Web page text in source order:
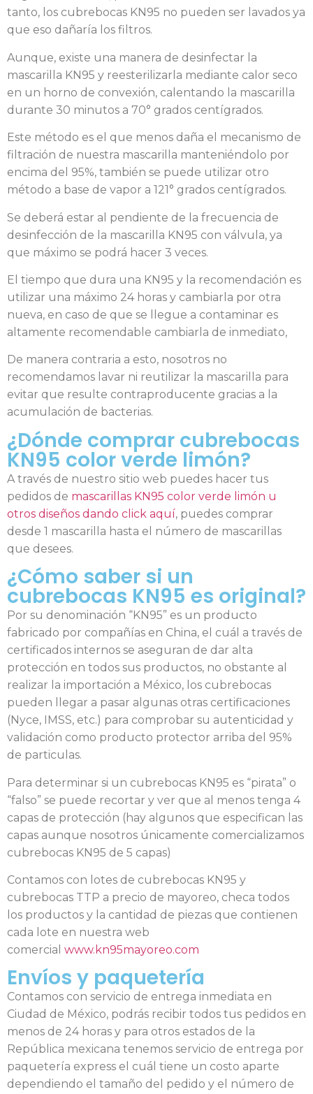
tanto, los cubrebocas KN95 no pueden ser lavados ya
que eso dañaría los filtros.
Aunque, existe una manera de desinfectar la
mascarilla KN95 y reesterilizarla mediante calor seco
en un horno de convexión, calentando la mascarilla
durante 30 minutos a 70° grados centígrados.
Este método es el que menos daña el mecanismo de
filtración de nuestra mascarilla manteniéndolo por
encima del 95%, también se puede utilizar otro
método a base de vapor a 121° grados centígrados.
Se deberá estar al pendiente de la frecuencia de
desinfección de la mascarilla KN95 con válvula, ya
que máximo se podrá hacer 3 veces.
El tiempo que dura una KN95 y la recomendación es
utilizar una máximo 24 horas y cambiarla por otra
nueva, en caso de que se llegue a contaminar es
altamente recomendable cambiarla de inmediato,
De manera contraria a esto, nosotros no
recomendamos lavar ni reutilizar la mascarilla para
evitar que resulte contraproducente gracias a la
acumulación de bacterias.
¿Dónde comprar cubrebocas
KN95 color verde limón?
A través de nuestro sitio web puedes hacer tus
pedidos de mascarillas KN95 color verde limón u
otros diseños dando click aquí, puedes comprar
desde 1 mascarilla hasta el número de mascarillas
que desees.
¿Cómo saber si un
cubrebocas KN95 es original?
Por su denominación “KN95” es un producto
fabricado por compañías en China, el cuál a través de
certificados internos se aseguran de dar alta
protección en todos sus productos, no obstante al
realizar la importación a México, los cubrebocas
pueden llegar a pasar algunas otras certificaciones
(Nyce, IMSS, etc.) para comprobar su autenticidad y
validación como producto protector arriba del 95%
de particulas.
Para determinar si un cubrebocas KN95 es “pirata” o
“falso” se puede recortar y ver que al menos tenga 4
capas de protección (hay algunos que especifican las
capas aunque nosotros únicamente comercializamos
cubrebocas KN95 de 5 capas)
Contamos con lotes de cubrebocas KN95 y
cubrebocas TTP a precio de mayoreo, checa todos
los productos y la cantidad de piezas que contienen
cada lote en nuestra web
comercial www.kn95mayoreo.com
Envíos y paquetería
Contamos con servicio de entrega inmediata en
Ciudad de México, podrás recibir todos tus pedidos en
menos de 24 horas y para otros estados de la
República mexicana tenemos servicio de entrega por
paquetería express el cuál tiene un costo aparte
dependiendo el tamaño del pedido y el número de